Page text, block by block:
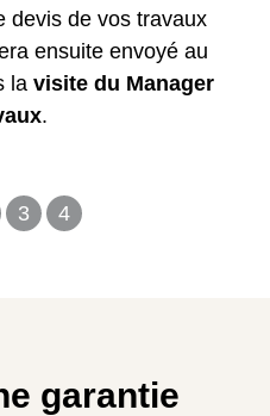
3 4
devis de vos travaux
ensuite envoyé au
la visite du Manager
.
garantie